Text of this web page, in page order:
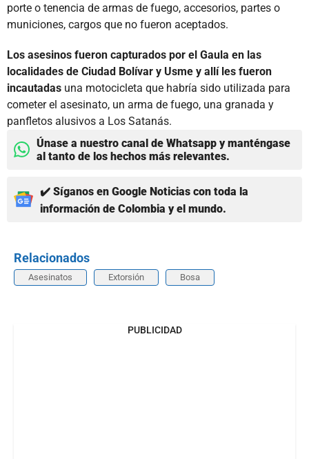
porte o tenencia de armas de fuego, accesorios, partes o
municiones, cargos que no fueron aceptados.
Los asesinos fueron capturados por el Gaula en las
localidades de Ciudad Bolívar y Usme y allí les fueron
incautadas una motocicleta que habría sido utilizada para
cometer el asesinato, un arma de fuego, una granada y
panfletos alusivos a Los Satanás.
Únase a nuestro canal de Whatsapp y manténgase
al tanto de los hechos más relevantes.
✔️ Síganos en Google Noticias con toda la
información de Colombia y el mundo.
Relacionados
Asesinatos Extorsión Bosa
PUBLICIDAD